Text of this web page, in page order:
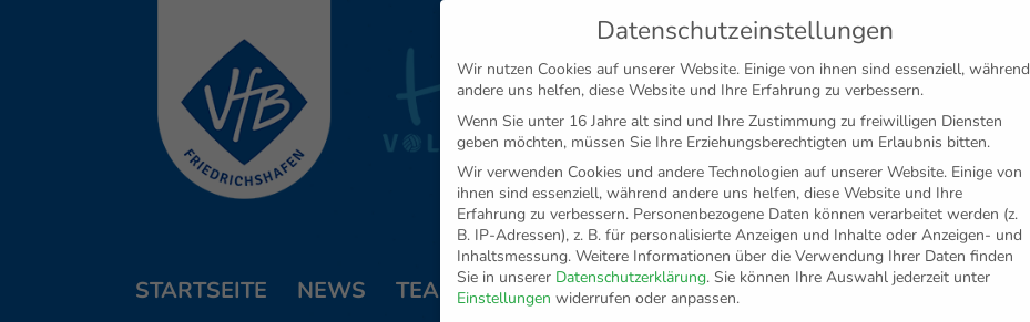
STARTSEITE NEWS TEAM TICKETS FANSHOP VFB MEDIEN PARTNER
Datenschutzeinstellungen
Wir nutzen Cookies auf unserer Website. Einige von ihnen sind essenziell, während
andere uns helfen, diese Website und Ihre Erfahrung zu verbessern.
Wenn Sie unter 16 Jahre alt sind und Ihre Zustimmung zu freiwilligen Diensten
geben möchten, müssen Sie Ihre Erziehungsberechtigten um Erlaubnis bitten.
Wir verwenden Cookies und andere Technologien auf unserer Website. Einige von
ihnen sind essenziell, während andere uns helfen, diese Website und Ihre
Erfahrung zu verbessern. Personenbezogene Daten können verarbeitet werden (z.
B. IP-Adressen), z. B. für personalisierte Anzeigen und Inhalte oder Anzeigen- und
Inhaltsmessung. Weitere Informationen über die Verwendung Ihrer Daten finden
Sie in unserer Datenschutzerklärung. Sie können Ihre Auswahl jederzeit unter
Einstellungen widerrufen oder anpassen.